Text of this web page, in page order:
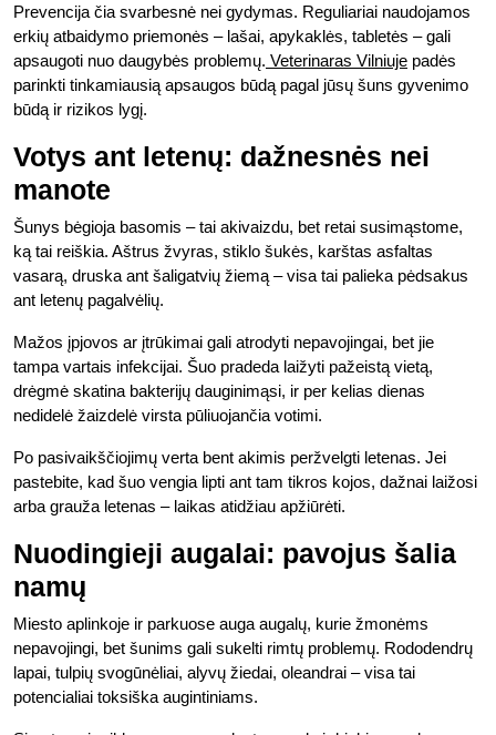
Prevencija čia svarbesnė nei gydymas. Reguliariai naudojamos
erkių atbaidymo priemonės – lašai, apykaklės, tabletės – gali
apsaugoti nuo daugybės problemų. Veterinaras Vilniuje padės
parinkti tinkamiausią apsaugos būdą pagal jūsų šuns gyvenimo
būdą ir rizikos lygį.
Votys ant letenų: dažnesnės nei
manote
Šunys bėgioja basomis – tai akivaizdu, bet retai susimąstome,
ką tai reiškia. Aštrus žvyras, stiklo šukės, karštas asfaltas
vasarą, druska ant šaligatvių žiemą – visa tai palieka pėdsakus
ant letenų pagalvėlių.
Mažos įpjovos ar įtrūkimai gali atrodyti nepavojingai, bet jie
tampa vartais infekcijai. Šuo pradeda laižyti pažeistą vietą,
drėgmė skatina bakterijų dauginimąsi, ir per kelias dienas
nedidelė žaizdelė virsta pūliuojančia votimi.
Po pasivaikščiojimų verta bent akimis peržvelgti letenas. Jei
pastebite, kad šuo vengia lipti ant tam tikros kojos, dažnai laižosi
arba grauža letenas – laikas atidžiau apžiūrėti.
Nuodingieji augalai: pavojus šalia
namų
Miesto aplinkoje ir parkuose auga augalų, kurie žmonėms
nepavojingi, bet šunims gali sukelti rimtų problemų. Rododendrų
lapai, tulpių svogūnėliai, alyvų žiedai, oleandrai – visa tai
potencialiai toksiška augintiniams.